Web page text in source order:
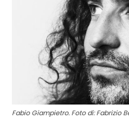
Fabio Giampietro. Foto di: Fabrizio